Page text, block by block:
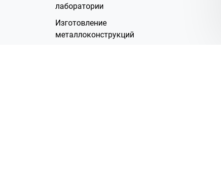
лаборатории
Изготовление
металлоконструкций